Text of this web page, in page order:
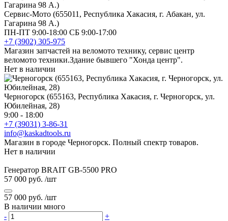
Сервис-Мото (655011, Республика Хакасия, г. Абакан, ул.
Гагарина 98 А.)
ПН-ПТ 9:00-18:00 СБ 9:00-17:00
+7 (3902) 305-975
Магазин запчастей на веломото технику, сервис центр
веломото техники.Здание бывшего "Хонда центр".
Нет в наличии
Черногорск (655163, Республика Хакасия, г. Черногорск, ул.
Юбилейная, 28)
9:00 - 18:00
+7 (39031) 3-86-31
info@kaskadtools.ru
Магазин в городе Черногорск. Полный спектр товаров.
Нет в наличии
Генератор BRAIT GB-5500 PRO
57 000 руб. /шт
57 000 руб. /шт
В наличии много
-
+